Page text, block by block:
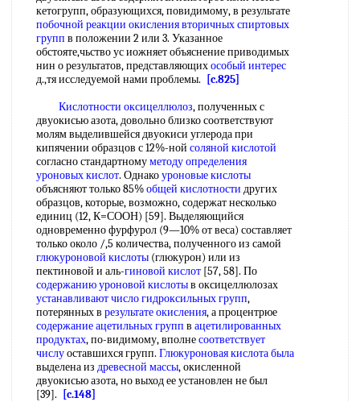
кетогрупп, образующихся, повидимому, в результате
побочной реакции окисления вторичных спиртовых
групп в положении 2 или 3. Указанное
обстояте,чьство ус иожняет объяснение приводимых
нин о результатов, представляющихособый интерес
д.,тя исследуемой нами проблемы.
[c.825]
Кислотности оксицеллюлоз, полученных с
двуокисью азота, довольно близко соответствуют
молям выделившейся двуокиси углерода при
кипячении образцов с 12%-ной соляной кислотой
согласно стандартномуметоду определения
уроновых кислот. Однакоуроновые кислоты
объясняют только 85%общей кислотности других
образцов, которые, возможно, содержат несколько
единиц (12, К=СООН) [59]. Выделяющийся
одновременно фурфурол (9—10% от веса) составляет
только около /,5 количества, полученного из самой
глюкуроновой кислоты (глюкурон) или из
пектиновой и аль-гиновой кислот [57, 58]. По
содержанию уроновой кислотыв оксицеллюлозах
устанавливают числогидроксильных групп,
потерянных в результате окисления, а процентрюе
содержание ацетильных групп в ацетилированных
продуктах, по-видимому, вполнесоответствует
числуоставшихся групп. Глюкуроновая кислотабыла
выделена из древесной массы, окисленной
двуокисью азота, но выход ее установлен не был
[39].
[c.148]